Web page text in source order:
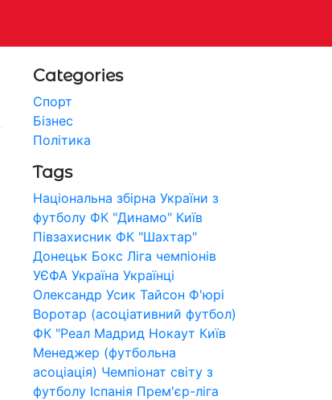
Categories
Спорт
Бізнес
Політика
Tags
Національна збірна України з
футболу ФК "Динамо" Київ
Півзахисник ФК "Шахтар"
Донецьк Бокс Ліга чемпіонів
УЄФА Україна Українці
Олександр Усик Тайсон Ф'юрі
Воротар (асоціативний футбол)
ФК "Реал Мадрид Нокаут Київ
Менеджер (футбольна
асоціація) Чемпіонат світу з
футболу Іспанія Прем'єр-ліга